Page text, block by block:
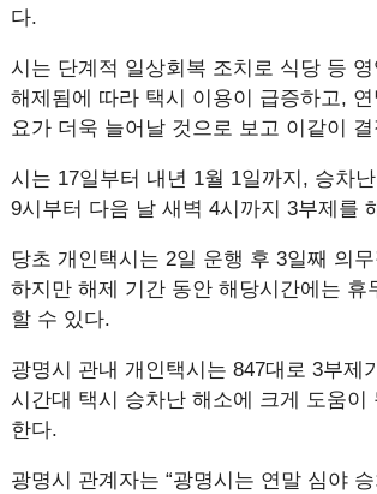
다.
시는 단계적 일상회복 조치로 식당 등
해제됨에 따라 택시 이용이 급증하고,
요가 더욱 늘어날 것으로 보고 이같이
시는 17일부터 내년 1월 1일까지, 승차
9시부터 다음 날 새벽 4시까지 3부제를
당초 개인택시는 2일 운행 후 3일째 의
하지만 해제 기간 동안 해당시간에는 휴
할 수 있다.
광명시 관내 개인택시는 847대로 3부제
시간대 택시 승차난 해소에 크게 도움이
한다.
광명시 관계자는 “광명시는 연말 심야